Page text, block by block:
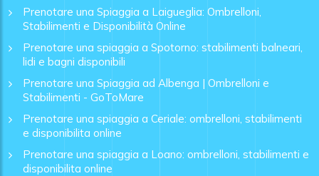
Prenotare una Spiaggia a Laigueglia: Ombrelloni,
Stabilimenti e Disponibilità Online
Prenotare una spiaggia a Spotorno: stabilimenti balneari,
lidi e bagni disponibili
Prenotare una Spiaggia ad Albenga | Ombrelloni e
Stabilimenti - GoToMare
Prenotare una spiaggia a Ceriale: ombrelloni, stabilimenti
e disponibilita online
Prenotare una spiaggia a Loano: ombrelloni, stabilimenti e
disponibilita online